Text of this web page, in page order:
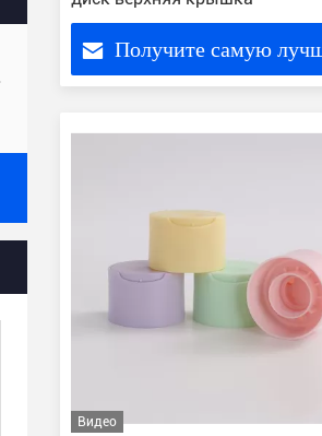
Получите самую
Видео